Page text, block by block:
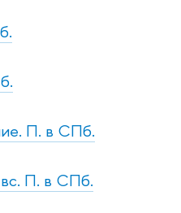
П. в СПб.
П. в СПб.